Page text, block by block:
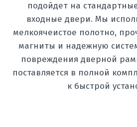
подойдет на
входные двери. Мы
мелкоячеистое полотно,
магниты и надежную
повреждения дверной
поставляется в полной
к быстрой